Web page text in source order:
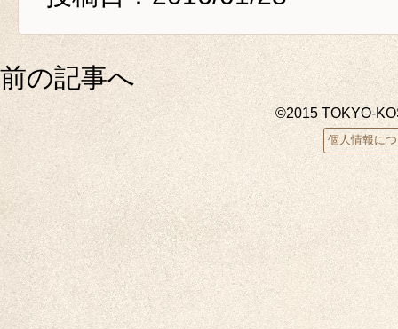
前の記事へ
©2015 TOKYO-
個人情報に